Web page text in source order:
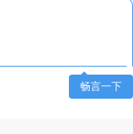
畅言一下